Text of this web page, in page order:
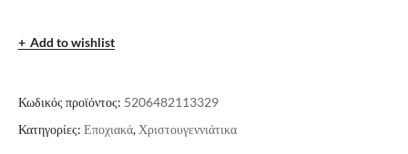
Add to wishlist
Κωδικός προϊόντος: 5206482113329
Κατηγορίες: Εποχιακά, Χριστουγεννιάτικα